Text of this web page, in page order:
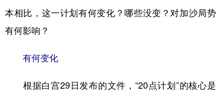
城市 旅游 能源 会展
彩票
公益
本相比，这一计划有何变化？哪些没变？对加沙局势
有何影响？
有何变化
根据白宫29日发布的文件，“20点计划”的核心是